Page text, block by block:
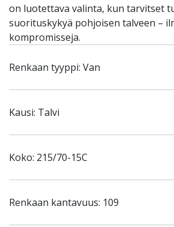
on luotettava valinta, kun tarvitset
suorituskykyä pohjoisen talveen –
kompromisseja.
Renkaan tyyppi: Van
Kausi: Talvi
Koko: 215/70-15C
Renkaan kantavuus: 109